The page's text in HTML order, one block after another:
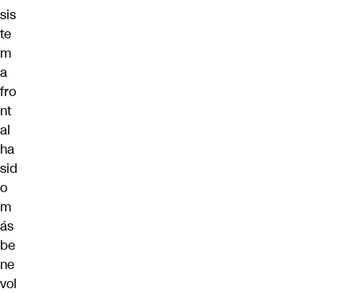
sis
te
m
a
fro
nt
al
ha
sid
o
m
ás
be
ne
vol